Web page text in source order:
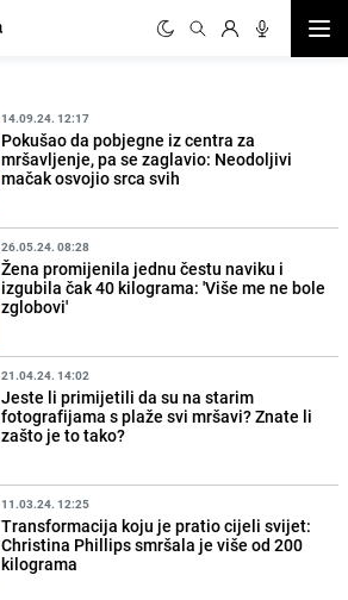
14.09.24. 12:17
Pokušao da pobjegne iz centra za
mršavljenje, pa se zaglavio: Neodoljivi
mačak osvojio srca svih
26.05.24. 08:28
Žena promijenila jednu čestu naviku i
izgubila čak 40 kilograma: 'Više me ne bole
zglobovi'
21.04.24. 14:02
Jeste li primijetili da su na starim
fotografijama s plaže svi mršavi? Znate li
zašto je to tako?
11.03.24. 12:25
Transformacija koju je pratio cijeli svijet:
Christina Phillips smršala je više od 200
kilograma